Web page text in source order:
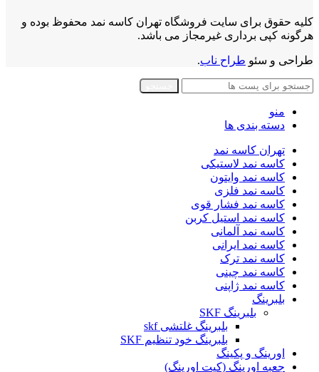
کلیه حقوق برای سایت فروشگاه تهران کاسه نمد محفوظ بوده و
هرگونه کپی برداری غیرمجاز می باشد.
طراحی و سئو طراح ناب.
منو
دسته بندی ها
تهران کاسه نمد
کاسه نمد لاستیکی
کاسه نمد وایتون
کاسه نمد فلزی
کاسه نمد فشار قوی
کاسه نمد استیل کربن
کاسه نمد آلمانی
کاسه نمد ایرانی
کاسه نمد ترک
کاسه نمد چینی
کاسه نمد ژاپنی
بلبرینگ
بلبرینگ SKF
بلبرینگ غلتشی skf
بلبرینگ خود تنظیم SKF
اورینگ و پکینگ
جعبه اورینگ (کیت اورینگ)